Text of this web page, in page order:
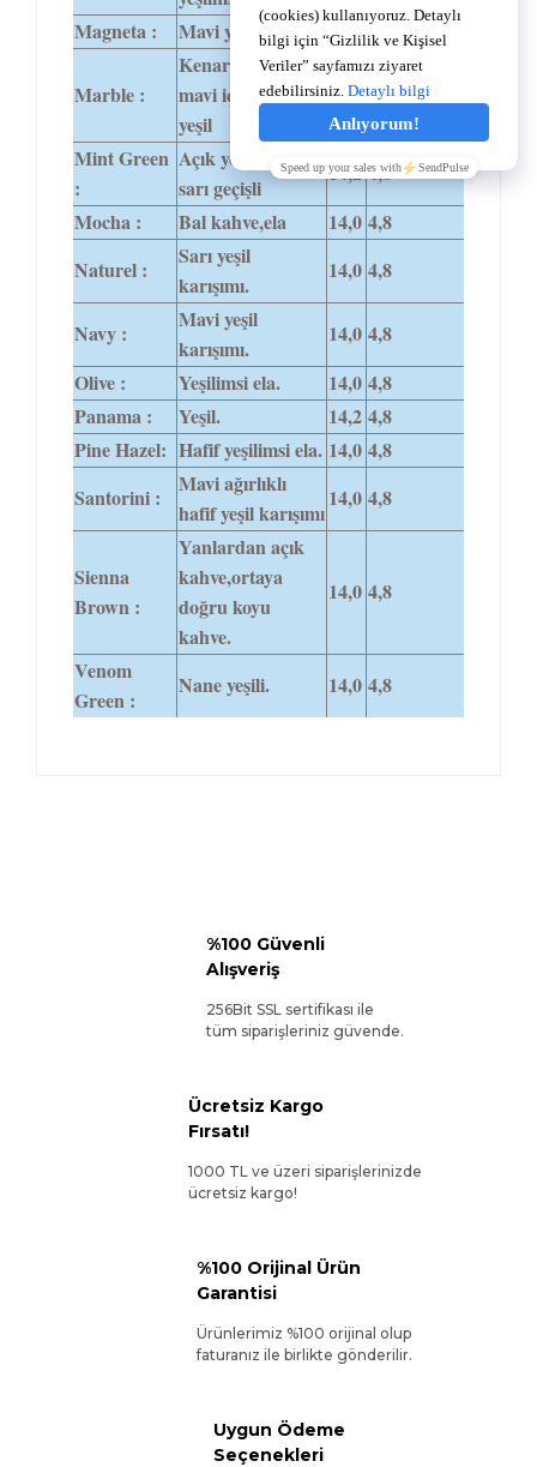
Magneta :
Mavi yeşiltonu. 14,0 4,8
Marble :
Kenarlardan
mavi içe doğru
yeşil
14,2 4,8
Mint Green
:
Açık yeşil ağırlıklı
sarı geçişli
14,2 4,8
Mocha :
Bal kahve,ela 14,0 4,8
Naturel :
Sarı yeşil
karışımı.
14,0 4,8
Navy :
Mavi yeşil
karışımı.
14,0 4,8
Olive :
Yeşilimsi ela. 14,0 4,8
Panama :
Yeşil. 14,2 4,8
Pine Hazel: Hafif yeşilimsi ela. 14,0 4,8
Santorini :
Mavi ağırlıklı
hafif yeşil karışımı
14,0 4,8
Sienna
Brown :
Yanlardan açık
kahve,ortaya
doğru koyu
kahve.
14,0 4,8
Venom
Green :
Nane yeşili. 14,0 4,8
%100 Güvenli
Alışveriş
256Bit SSL sertifikası ile
tüm siparişleriniz güvende.
Ücretsiz Kargo
Fırsatı!
1000 TL ve üzeri siparişlerinizde
ücretsiz kargo!
%100 Orijinal Ürün
Garantisi
Ürünlerimiz %100 orijinal olup
faturanız ile birlikte gönderilir.
Uygun Ödeme
Seçenekleri